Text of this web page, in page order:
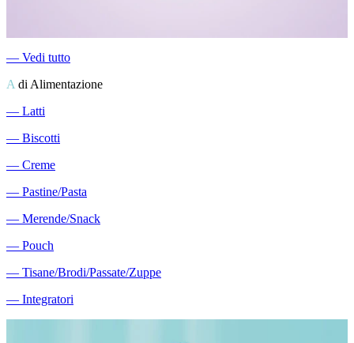
― Vedi tutto
A di Alimentazione
― Latti
― Biscotti
― Creme
― Pastine/Pasta
― Merende/Snack
― Pouch
― Tisane/Brodi/Passate/Zuppe
― Integratori